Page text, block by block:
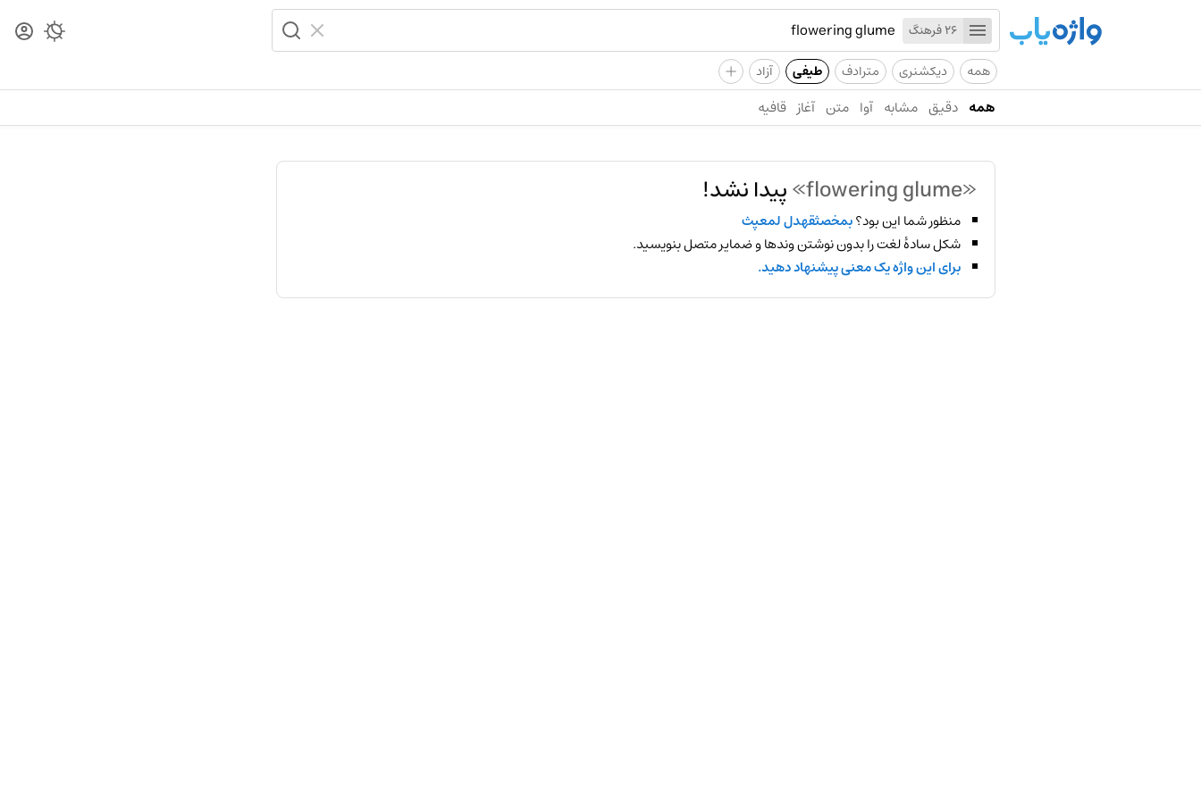
26 فرهنگ
همه دیکشنری مترادف طیفی آزاد +
همه دقیق مشابه آوا متن آغاز قافیه
«flowering glume» پیدا نشد!
منظور شما این بود؟بمخصثقهدل لمعپث
شکل سادهٔ لغت را بدون نوشتن وندها و ضمایر متصل بنویسید.
برای این واژه یک معنی پیشنهاد دهید.